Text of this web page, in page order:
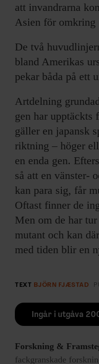
OM F&F
att invandrarna
Asien för omkring
De två
bland Amerikas
pekar båda på ett
Artdelning
gen har upptäckts
gäller en japansk
riktning – höger
en enda gen.
så att en vänster-
kan para sig, får
Oftast finner de
Men om de har
mutant och kan
med tiden blir en
TEXT BJÖRN FJÆSTAD
Ingår i utgåva
Forskning &
fackgranskade